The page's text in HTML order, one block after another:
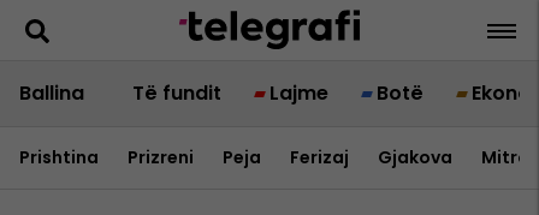
Ballina Të fundit Lajme Botë
Prishtina Prizreni Peja Ferizaj Gjakova